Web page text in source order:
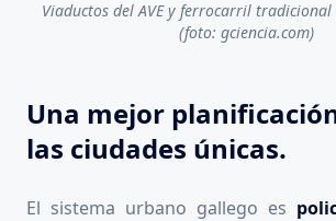
Viaductos del AVE y ferrocarril
(foto: gciencia.com)
Una mejor
las ciudades únicas.
El sistema urbano gallego es